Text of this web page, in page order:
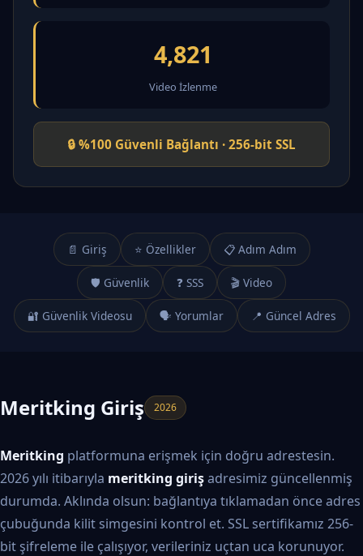
4,821
Video İzlenme
🔒 %100 Güvenli Bağlantı · 256-bit SSL
📄 Giriş ⭐ Özellikler 📋 Adım Adım
🛡️ Güvenlik ❓ SSS 🎬 Video
🔐 Güvenlik Videosu 🗣️ Yorumlar 📍 Güncel Adres
Meritking Giriş 2026
Meritking platformuna erişmek için doğru adrestesin.
2026 yılı itibarıyla meritking girişadresimiz güncellenmiş
durumda. Aklında olsun: bağlantıya tıklamadan önce adres
çubuğunda kilit simgesini kontrol et. SSL sertifikamız 256-
bit şifreleme ile çalışıyor, verileriniz uçtan uca korunuyor.